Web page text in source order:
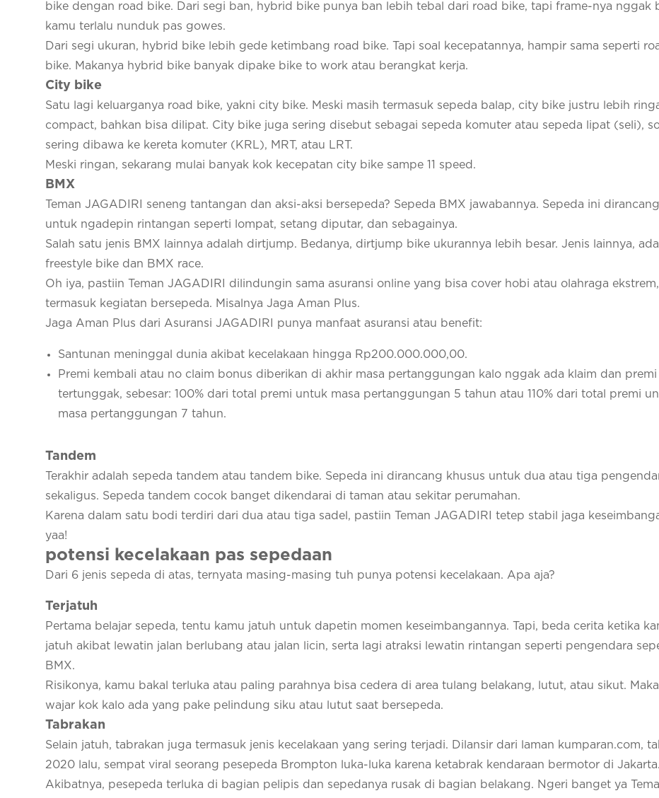
bike dengan road bike. Dari segi ban, hybrid bike punya ban lebih tebal dari road bike, tapi frame-nya nggak
kamu terlalu nunduk pas gowes.
Dari segi ukuran, hybrid bike lebih gede ketimbang road bike. Tapi soal kecepatannya, hampir sama seperti
bike. Makanya hybrid bike banyak dipake bike to work atau berangkat kerja.
City bike
Satu lagi keluarganya road bike, yakni city bike. Meski masih termasuk sepeda balap, city bike justru lebih
compact, bahkan bisa dilipat. City bike juga sering disebut sebagai sepeda komuter atau sepeda lipat (seli),
sering dibawa ke kereta komuter (KRL), MRT, atau LRT.
Meski ringan, sekarang mulai banyak kok kecepatan city bike sampe 11 speed.
BMX
Teman JAGADIRI seneng tantangan dan aksi-aksi bersepeda? Sepeda BMX jawabannya. Sepeda ini dirancang
untuk ngadepin rintangan seperti lompat, setang diputar, dan sebagainya.
Salah satu jenis BMX lainnya adalah dirtjump. Bedanya, dirtjump bike ukurannya lebih besar. Jenis lainnya, ada
freestyle bike dan BMX race.
Oh iya, pastiin Teman JAGADIRI dilindungin sama asuransi online yang bisa cover hobi atau olahraga ekstrem,
termasuk kegiatan bersepeda. Misalnya Jaga Aman Plus.
Jaga Aman Plus dari Asuransi JAGADIRI punya manfaat asuransi atau benefit:
Santunan meninggal dunia akibat kecelakaan hingga Rp200.000.000,00.
Premi kembali atau no claim bonus diberikan di akhir masa pertanggungan kalo nggak ada klaim dan
tertunggak, sebesar: 100% dari total premi untuk masa pertanggungan 5 tahun atau 110% dari total premi
masa pertanggungan 7 tahun.
Tandem
Terakhir adalah sepeda tandem atau tandem bike. Sepeda ini dirancang khusus untuk dua atau tiga
sekaligus. Sepeda tandem cocok banget dikendarai di taman atau sekitar perumahan.
Karena dalam satu bodi terdiri dari dua atau tiga sadel, pastiin Teman JAGADIRI tetep stabil jaga
yaa!
potensi kecelakaan pas sepedaan
Dari 6 jenis sepeda di atas, ternyata masing-masing tuh punya potensi kecelakaan. Apa aja?
Terjatuh
Pertama belajar sepeda, tentu kamu jatuh untuk dapetin momen keseimbangannya. Tapi, beda cerita ketika
jatuh akibat lewatin jalan berlubang atau jalan licin, serta lagi atraksi lewatin rintangan seperti pengendara
BMX.
Risikonya, kamu bakal terluka atau paling parahnya bisa cedera di area tulang belakang, lutut, atau sikut.
wajar kok kalo ada yang pake pelindung siku atau lutut saat bersepeda.
Tabrakan
Selain jatuh, tabrakan juga termasuk jenis kecelakaan yang sering terjadi. Dilansir dari laman kumparan.com,
2020 lalu, sempat viral seorang pesepeda Brompton luka-luka karena ketabrak kendaraan bermotor di Jakarta.
Akibatnya, pesepeda terluka di bagian pelipis dan sepedanya rusak di bagian belakang. Ngeri banget ya